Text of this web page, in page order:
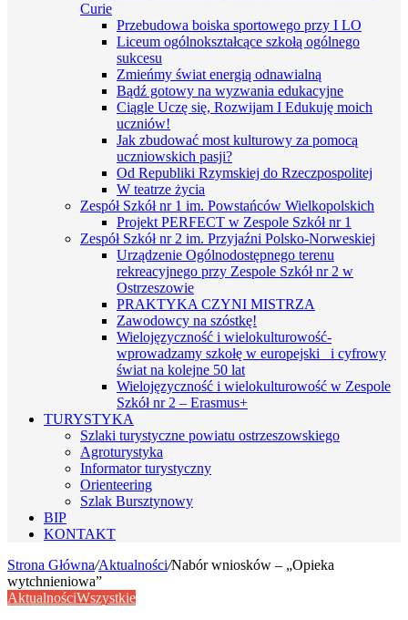
Curie
Przebudowa boiska sportowego przy I LO
Liceum ogólnokształcące szkołą ogólnego
sukcesu
Zmieńmy świat energią odnawialną
Bądź gotowy na wyzwania edukacyjne
Ciągle Uczę się, Rozwijam I Edukuję moich
uczniów!
Jak zbudować most kulturowy za pomocą
uczniowskich pasji?
Od Republiki Rzymskiej do Rzeczpospolitej
W teatrze życia
Zespół Szkół nr 1 im. Powstańców Wielkopolskich
Projekt PERFECT w Zespole Szkół nr 1
Zespół Szkół nr 2 im. Przyjaźni Polsko-Norweskiej
Urządzenie Ogólnodostępnego terenu
rekreacyjnego przy Zespole Szkół nr 2 w
Ostrzeszowie
PRAKTYKA CZYNI MISTRZA
Zawodowcy na szóstkę!
Wielojęzyczność i wielokulturowość-
wprowadzamy szkołę w europejski i cyfrowy
świat na kolejne 50 lat
Wielojęzyczność i wielokulturowość w Zespole
Szkół nr 2 – Erasmus+
TURYSTYKA
Szlaki turystyczne powiatu ostrzeszowskiego
Agroturystyka
Informator turystyczny
Orienteering
Szlak Bursztynowy
BIP
KONTAKT
Strona Główna/Aktualności/Nabór wniosków – „Opieka
wytchnieniowa”
AktualnościWszystkie